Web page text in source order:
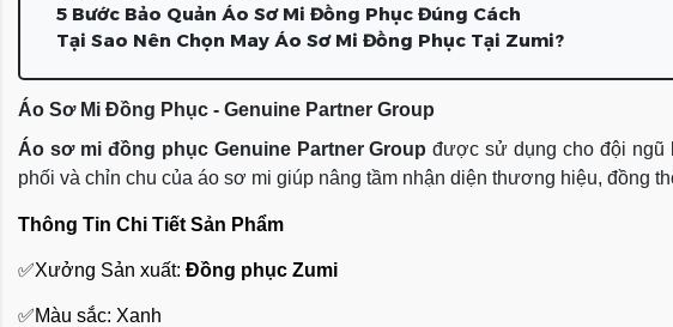
5 Bước Bảo Quản Áo Sơ Mi Đồng Phục Đúng Cách
Tại Sao Nên Chọn May Áo Sơ Mi Đồng Phục Tại Zumi?
Áo Sơ Mi Đồng Phục - Genuine Partner Group
Áo sơ mi đồng phục Genuine Partner Groupđược sử dụng cho đội ngũ
phối và chỉn chu của áo sơ mi giúp nâng tầm nhận diện thương hiệu, đồng
Thông Tin Chi Tiết Sản Phẩm
✅Xưởng Sản xuất: Đồng phục Zumi
✅Màu sắc: Xanh